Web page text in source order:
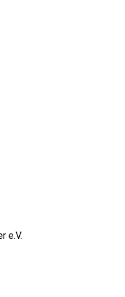
e.V.